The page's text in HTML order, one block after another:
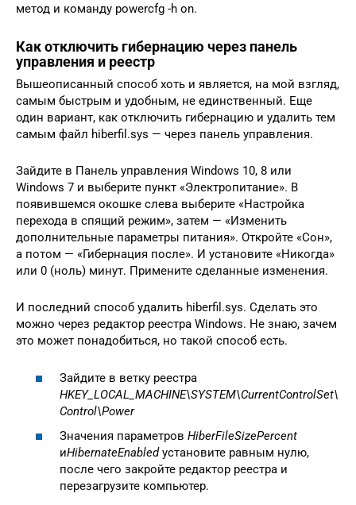
метод и команду powercfg -h on.
Как отключить гибернацию через панель
управления и реестр
Вышеописанный способ хоть и является, на мой взгляд,
самым быстрым и удобным, не единственный. Еще
один вариант, как отключить гибернацию и удалить тем
самым файл hiberfil.sys — через панель управления.
Зайдите в Панель управления Windows 10, 8 или
Windows 7 и выберите пункт «Электропитание». В
появившемся окошке слева выберите «Настройка
перехода в спящий режим», затем — «Изменить
дополнительные параметры питания». Откройте «Сон»,
а потом — «Гибернация после». И установите «Никогда»
или 0 (ноль) минут. Примените сделанные изменения.
И последний способ удалить hiberfil.sys. Сделать это
можно через редактор реестра Windows. Не знаю, зачем
это может понадобиться, но такой способ есть.
Зайдите в ветку реестра
HKEY_LOCAL_MACHINE\SYSTEM\CurrentControlSet\
Control\Power
Значения параметров HiberFileSizePercent
иHibernateEnabledустановите равным нулю,
после чего закройте редактор реестра и
перезагрузите компьютер.